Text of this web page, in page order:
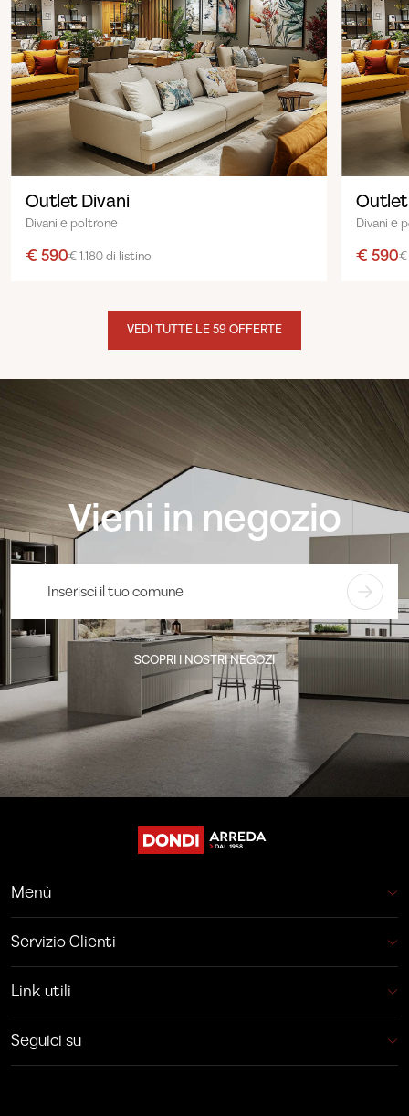
Outlet Divani
Divani e poltrone
€ 590€ 1.180 di listino
Divani e
€ 590€
VEDI TUTTE LE 59 OFFERTE
Vieni in negozio
SCOPRI I NOSTRI NEGOZI
Menù
Servizio Clienti
Link utili
Seguici su